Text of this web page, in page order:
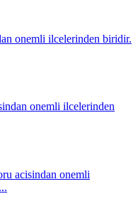
onemli ilcelerinden biridir.
onemli ilcelerinden
acisindan onemli
...